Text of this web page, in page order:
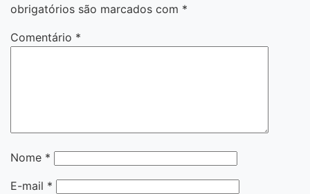
obrigatórios são marcados com *
Comentário *
Nome *
E-mail *